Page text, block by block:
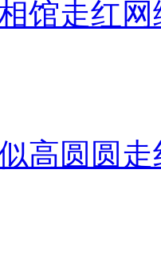
馆走红网
高圆圆走